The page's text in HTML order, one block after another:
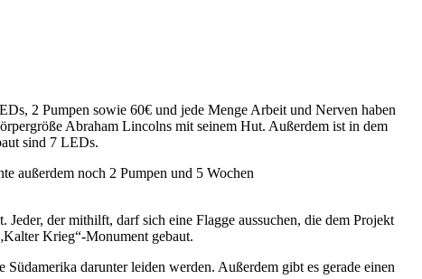
2 Pumpen sowie 60€ und jede Menge Arbeit und Nerven haben
Abraham Lincolns mit seinem Hut. Außerdem ist in dem
sind 7 LEDs.
außerdem noch 2 Pumpen und 5 Wochen
der mithilft, darf sich eine Flagge aussuchen, die dem Projekt
Krieg“-Monument gebaut.
darunter leiden werden. Außerdem gibt es gerade einen